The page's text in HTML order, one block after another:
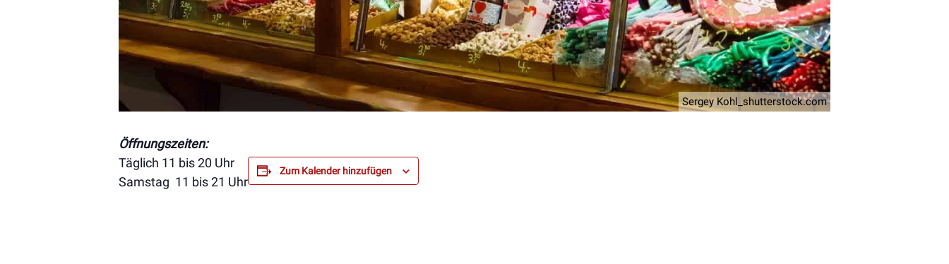
Sergey Kohl_shutterstock.com
Öffnungszeiten:
Täglich 11 bis 20 Uhr
Samstag 11 bis 21 Uhr
Zum Kalender hinzufügen